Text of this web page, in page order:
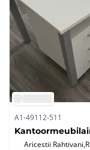
A1-49112-511
Aricestii Rahtivani,